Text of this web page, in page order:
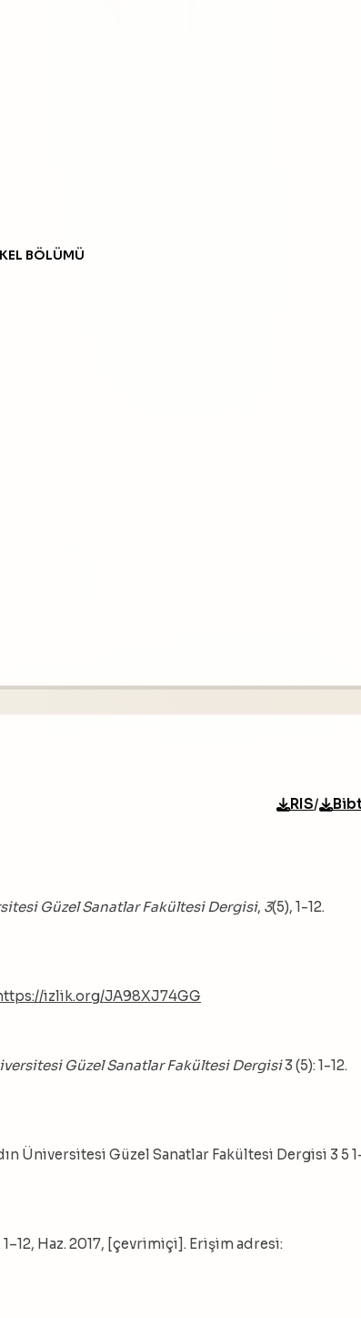
BÖLÜMÜ
RIS/
Güzel Sanatlar Fakültesi Dergisi, 3(5), 1-12.
izlik.org/JA98XJ74GG
Güzel Sanatlar Fakültesi Dergisi3 (5): 1-12.
Üniversitesi Güzel Sanatlar Fakültesi Dergisi 3 5
1–12, Haz. 2017, [çevrimiçi]. Erişim adresi: